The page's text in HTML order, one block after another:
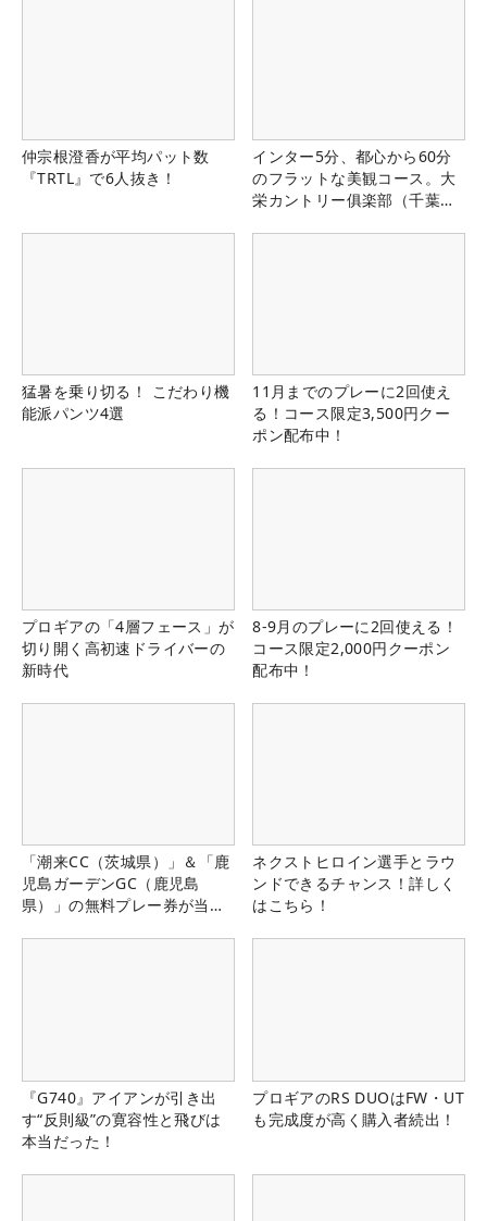
仲宗根澄香が平均パット数
『TRTL』で6人抜き！
インター5分、都心から60分
のフラットな美観コース。大
栄カントリー俱楽部（千葉
猛暑を乗り切る！ こだわり機
能派パンツ4選
11月までのプレーに2回使え
る！コース限定3,500円クー
ポン配布中！
プロギアの「4層フェース」が
切り開く高初速ドライバーの
新時代
8-9月のプレーに2回使える！
コース限定2,000円クーポン
配布中！
「潮来CC（茨城県）」＆「鹿
児島ガーデンGC（鹿児島
県）」の無料プレー券が当た
ネクストヒロイン選手とラウ
ンドできるチャンス！詳しく
はこちら！
『G740』アイアンが引き出
す“反則級”の寛容性と飛びは
本当だった！
プロギアのRS DUOはFW・UT
も完成度が高く購入者続出！